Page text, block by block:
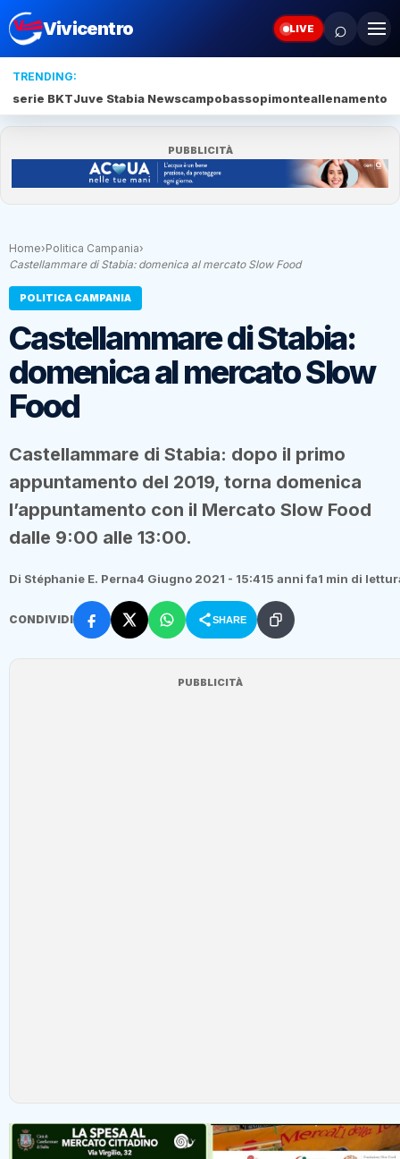
Vivicentro LIVE ⌕
TRENDING:
serie BKTJuve Stabia Newscampobassopimonteallenamento
PUBBLICITÀ
Home›Politica Campania›
Castellammare di Stabia: domenica al mercato Slow Food
POLITICA CAMPANIA
Castellammare di Stabia:
domenica al mercato Slow
Food
Castellammare di Stabia: dopo il primo
appuntamento del 2019, torna domenica
l’appuntamento con il Mercato Slow Food
dalle 9:00 alle 13:00.
Di Stéphanie E. Perna4 Giugno 2021 - 15:415 anni fa1 min di
CONDIVIDI SHARE
PUBBLICITÀ